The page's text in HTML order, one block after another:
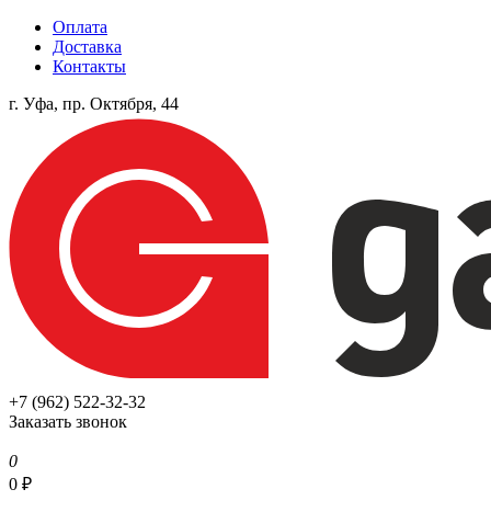
Оплата
Доставка
Контакты
г. Уфа, пр. Октября, 44
+7 (962) 522-32-32
Заказать звонок
0
0 ₽